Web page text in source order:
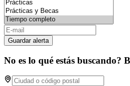
Guardar alerta
No es lo qué estás buscando?